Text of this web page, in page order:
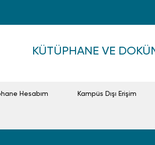
KÜTÜPHANE VE
Hesabım Kampüs Dışı Erişim